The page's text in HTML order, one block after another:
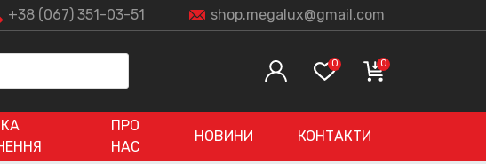
+38 (067) 351-03-51 shop.megalux@gmail.com
0 0
ПРО
НАС
НОВИНИ КОНТАКТИ